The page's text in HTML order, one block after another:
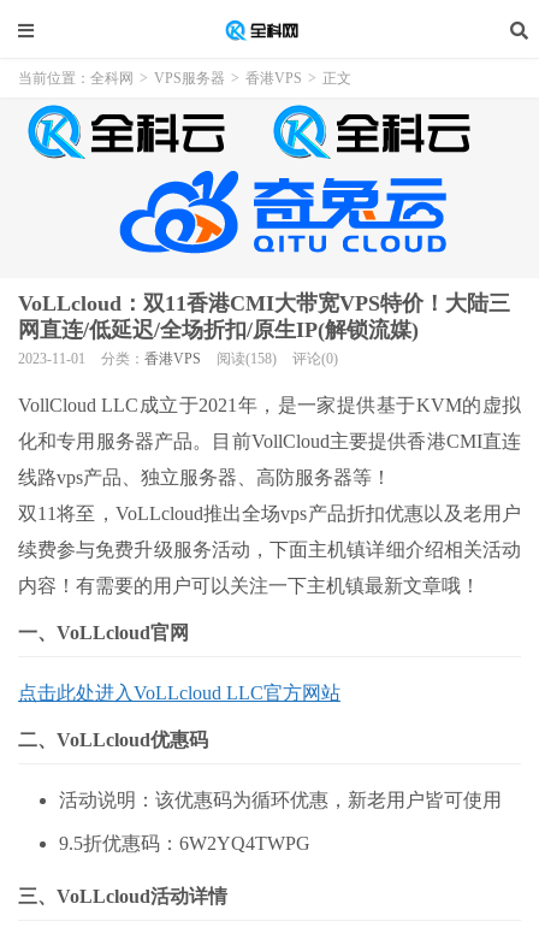
当前位置： 全科网 > VPS服务器 > 香港VPS > 正文
VoLLcloud：双11香港CMI大带宽VPS特价！大陆三
网直连/低延迟/全场折扣/原生IP(解锁流媒)
2023-11-01 分类： 香港VPS 阅读(158) 评论(0)
VollCloud LLC成立于2021年，是一家提供基于KVM的虚拟
化和专用服务器产品。目前VollCloud主要提供香港CMI直连
线路vps产品、独立服务器、高防服务器等！
双11将至，VoLLcloud推出全场vps产品折扣优惠以及老用户
续费参与免费升级服务活动，下面主机镇详细介绍相关活动
内容！有需要的用户可以关注一下主机镇最新文章哦！
一、VoLLcloud官网
点击此处进入VoLLcloud LLC官方网站
二、VoLLcloud优惠码
活动说明：该优惠码为循环优惠，新老用户皆可使用
9.5折优惠码：6W2YQ4TWPG
三、VoLLcloud活动详情